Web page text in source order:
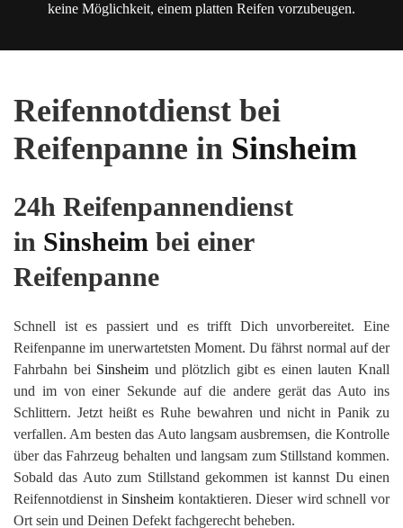
keine Möglichkeit, einem platten Reifen vorzubeugen.
Reifennotdienst bei
Reifenpanne in Sinsheim
24h Reifenpannendienst
in Sinsheim bei einer
Reifenpanne
Schnell ist es passiert und es trifft Dich unvorbereitet. Eine
Reifenpanne im unerwartetsten Moment. Du fährst normal auf der
Fahrbahn bei Sinsheim und plötzlich gibt es einen lauten Knall
und im von einer Sekunde auf die andere gerät das Auto ins
Schlittern. Jetzt heißt es Ruhe bewahren und nicht in Panik zu
verfallen. Am besten das Auto langsam ausbremsen, die Kontrolle
über das Fahrzeug behalten und langsam zum Stillstand kommen.
Sobald das Auto zum Stillstand gekommen ist kannst Du einen
Reifennotdienst in Sinsheim kontaktieren. Dieser wird schnell vor
Ort sein und Deinen Defekt fachgerecht beheben.